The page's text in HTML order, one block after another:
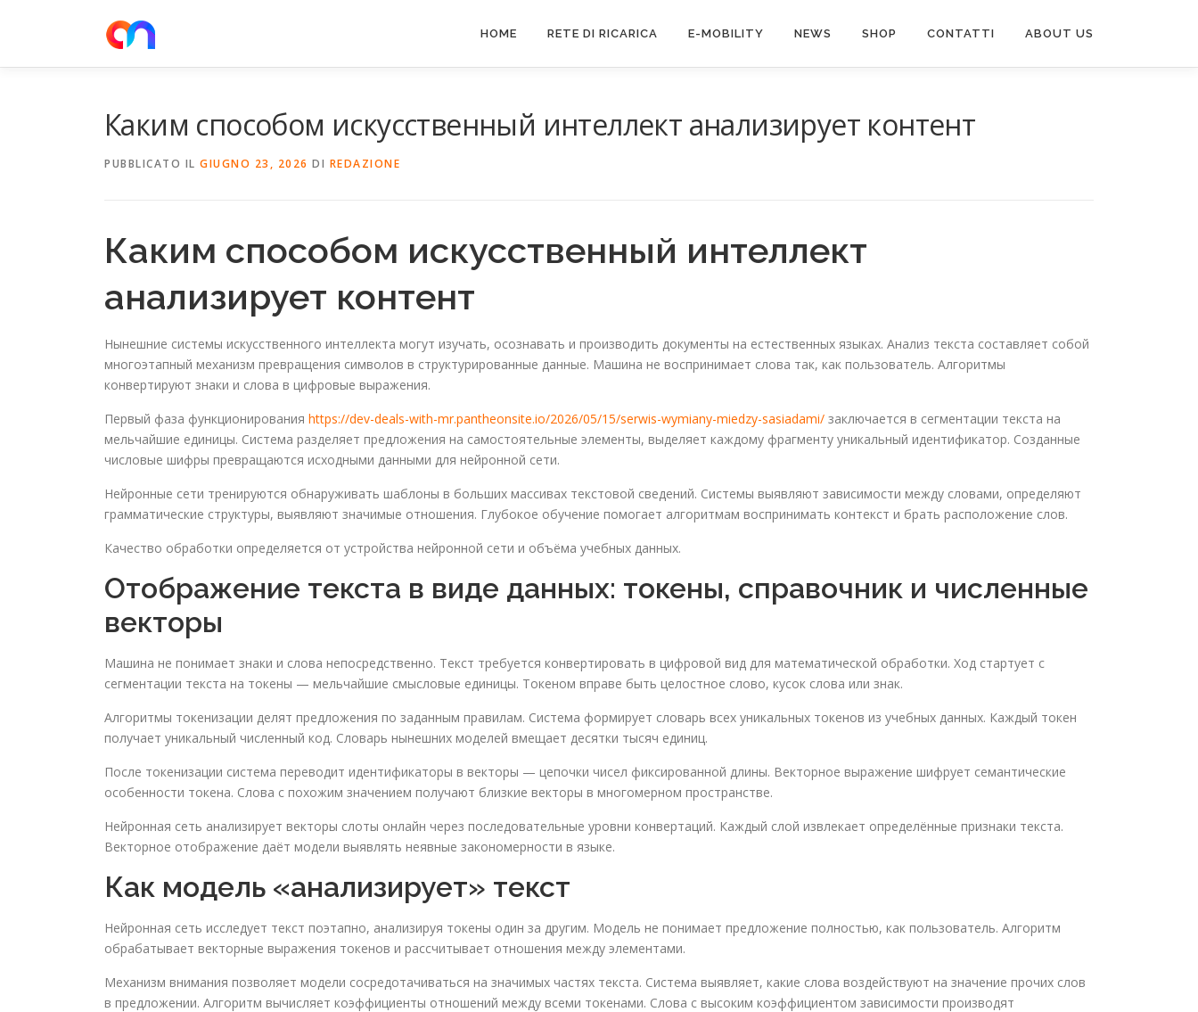
HOME RETE DI RICARICA E-MOBILITY NEWS SHOP CONTATTI ABOUT US
Каким способом искусственный интеллект анализирует контент
PUBBLICATO IL GIUGNO 23, 2026 DI REDAZIONE
Каким способом искусственный интеллект
анализирует контент
Нынешние системы искусственного интеллекта могут изучать, осознавать и производить документы на естественных языках. Анализ текста составляет собой
многоэтапный механизм превращения символов в структурированные данные. Машина не воспринимает слова так, как пользователь. Алгоритмы
конвертируют знаки и слова в цифровые выражения.
Первый фаза функционирования https://dev-deals-with-mr.pantheonsite.io/2026/05/15/serwis-wymiany-miedzy-sasiadami/ заключается в сегментации текста на
мельчайшие единицы. Система разделяет предложения на самостоятельные элементы, выделяет каждому фрагменту уникальный идентификатор. Созданные
числовые шифры превращаются исходными данными для нейронной сети.
Нейронные сети тренируются обнаруживать шаблоны в больших массивах текстовой сведений. Системы выявляют зависимости между словами, определяют
грамматические структуры, выявляют значимые отношения. Глубокое обучение помогает алгоритмам воспринимать контекст и брать расположение слов.
Качество обработки определяется от устройства нейронной сети и объёма учебных данных.
Отображение текста в виде данных: токены, справочник и численные
векторы
Машина не понимает знаки и слова непосредственно. Текст требуется конвертировать в цифровой вид для математической обработки. Ход стартует с
сегментации текста на токены — мельчайшие смысловые единицы. Токеном вправе быть целостное слово, кусок слова или знак.
Алгоритмы токенизации делят предложения по заданным правилам. Система формирует словарь всех уникальных токенов из учебных данных. Каждый токен
получает уникальный численный код. Словарь нынешних моделей вмещает десятки тысяч единиц.
После токенизации система переводит идентификаторы в векторы — цепочки чисел фиксированной длины. Векторное выражение шифрует семантические
особенности токена. Слова с похожим значением получают близкие векторы в многомерном пространстве.
Нейронная сеть анализирует векторы слоты онлайн через последовательные уровни конвертаций. Каждый слой извлекает определённые признаки текста.
Векторное отображение даёт модели выявлять неявные закономерности в языке.
Как модель «анализирует» текст
Нейронная сеть исследует текст поэтапно, анализируя токены один за другим. Модель не понимает предложение полностью, как пользователь. Алгоритм
обрабатывает векторные выражения токенов и рассчитывает отношения между элементами.
Механизм внимания позволяет модели сосредотачиваться на значимых частях текста. Система выявляет, какие слова воздействуют на значение прочих слов
в предложении. Алгоритм вычисляет коэффициенты отношений между всеми токенами. Слова с высоким коэффициентом зависимости производят